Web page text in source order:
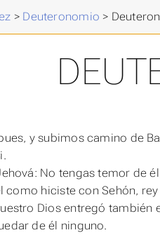
> Deuteronomio >
y subimos camino de
No tengas temor de
como hiciste con Sehón,
Dios entregó también
de él ninguno.